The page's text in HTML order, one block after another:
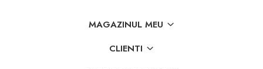
Accesorii echipamentMAGAZINUL MEU
CLIENTI